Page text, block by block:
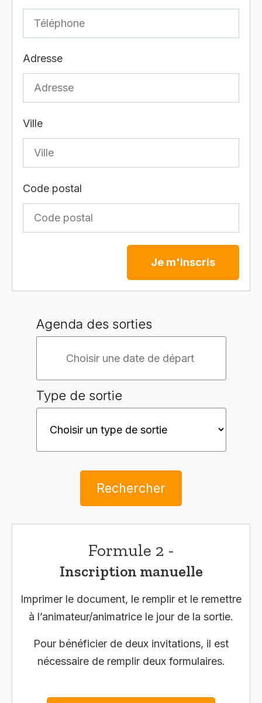
Adresse
Ville
Code postal
Je m'inscris
Agenda des sorties
Type de sortie
Rechercher
Formule 2 -
Inscription manuelle
Imprimer le document, le remplir et le remettre
à l’animateur/animatrice le jour de la sortie.
Pour bénéficier de deux invitations, il est
nécessaire de remplir deux formulaires.